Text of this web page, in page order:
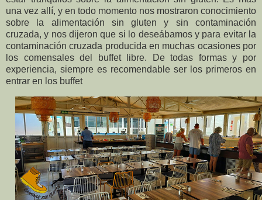
una vez allí, y en todo momento nos mostraron conocimiento
sobre la alimentación sin gluten y sin contaminación
cruzada, y nos dijeron que si lo deseábamos y para evitar la
contaminación cruzada producida en muchas ocasiones por
los comensales del buffet libre. De todas formas y por
experiencia, siempre es recomendable ser los primeros en
entrar en los buffet